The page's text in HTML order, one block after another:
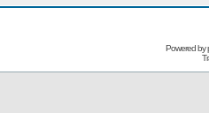
Powered by